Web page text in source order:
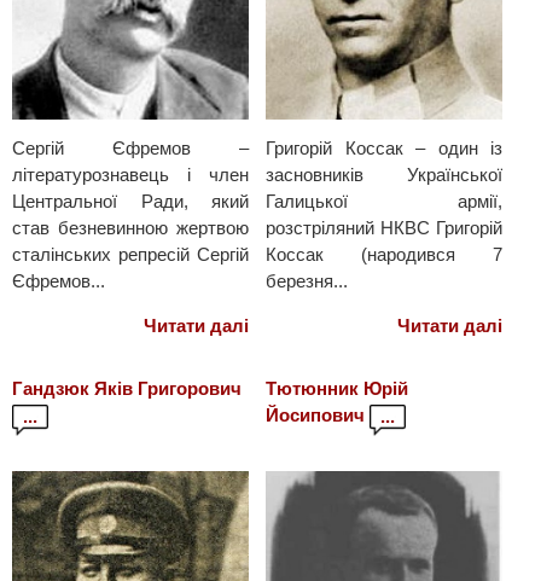
Сергій Єфремов –
літературознавець і член
Центральної Ради, який
став безневинною жертвою
сталінських репресій Сергій
Єфремов...
Читати далі
Григорій Коссак – один із
засновників Української
Галицької армії,
розстріляний НКВС Григорій
Коссак (народився 7
березня...
Читати далі
Гандзюк Яків Григорович
...
Тютюнник Юрій
Йосипович
...